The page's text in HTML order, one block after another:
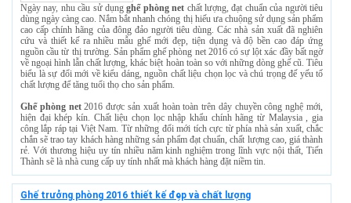
Ngày nay, nhu cầu sử dụngghế phòng net chất lượng, đạt chuẩn của người tiêu
dùng ngày càng cao. Nắm bắt nhanh chóng thị hiếu ưa chuộng sử dụng sản phẩm
cao cấp chính hãng của đông đảo người tiêu dùng. Các nhà sản xuất đã nghiên
cứu và thiết kế ra nhiều mẫu ghế mới đẹp, tiện dụng và độ bền cao đáp ứng
nguồn cầu từ thị trường. Sản phẩm ghế phòng net 2016 có sự lột xác đầy bất ngờ
về ngoại hình lẫn chất lượng, khác biệt hoàn toàn so với những dòng ghế cũ. Tiêu
biểu là sự đổi mới về kiểu dáng, nguồn chất liệu chọn lọc và chú trọng đế yếu tố
chất lượng để tăng tuổi thọ cho sản phẩm.
Ghế phòng net2016 được sản xuất hoàn toàn trên dây chuyền công nghệ mới,
hiện đại khép kín. Chất liệu chọn lọc nhập khẩu chính hãng từ Malaysia , gia
công lắp ráp tại Việt Nam. Từ những đổi mới tích cực từ phía nhà sản xuất, chắc
chắn sẽ trao tay khách hàng những sản phẩm đạt chuẩn, chất lượng cao, giá thành
rẻ. Với thương hiệu uy tín nhiều năm kinh nghiệm trong lĩnh vực nội thất, Tiến
Thành sẽ là nhà cung cấp uy tính nhất mà khách hàng đặt niềm tin.
Ghế trưởng phòng 2016 thiết kế đẹp và chất lượng